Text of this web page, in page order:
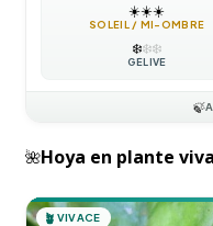
☀️☀️☀️
SOLEIL / MI-OMBRE
❄️❄️❄️
GÉLIVE
🍃
🌺Hoya en plante
🪴 VIVACE